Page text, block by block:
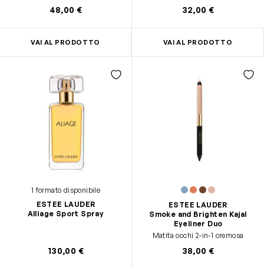
48,00 €
VAI AL PRODOTTO
32,00 €
VAI AL PRODOTTO
1 formato disponibile
ESTEE LAUDER
Alliage Sport Spray
130,00 €
ESTEE LAUDER
Smoke and Brighten Kajal
Eyeliner Duo
Matita occhi 2-in-1 cremosa
38,00 €